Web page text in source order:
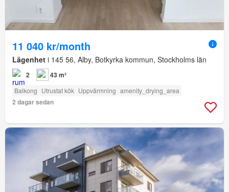
11 040 kr/month
Lägenhet i 145 56, Alby, Botkyrka kommun, Stockholms län
2 43 m²
Balkong Utrustat kök Uppvärmning amenity_drying_area
2 dagar sedan